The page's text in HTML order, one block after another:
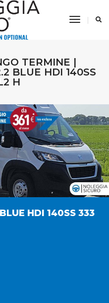
Toggle
TERMINE |
BLUE HDI 140SS
H
HDI 140SS 333